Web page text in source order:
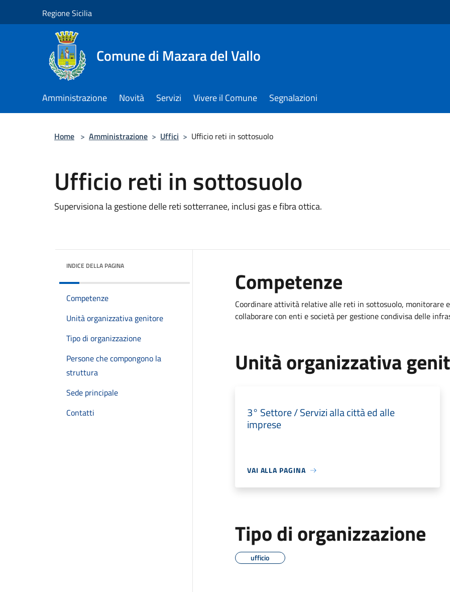
Regione Sicilia
Comune di Mazara del Vallo
Amministrazione Novità Servizi Vivere il Comune Segnalazioni
Home > Amministrazione > Uffici > Ufficio reti in sottosuolo
Ufficio reti in sottosuolo
Supervisiona la gestione delle reti sotterranee, inclusi gas e fibra ottica.
INDICE DELLA PAGINA
Competenze
Unità organizzativa genitore
Tipo di organizzazione
Persone che compongono la
struttura
Sede principale
Contatti
Competenze
Coordinare attività relative alle reti in sottosuolo, monitorare
collaborare con enti e società per gestione condivisa delle
Unità organizzativa
3° Settore / Servizi alla città ed alle
imprese
VAI ALLA PAGINA
Tipo di organizzazione
ufficio